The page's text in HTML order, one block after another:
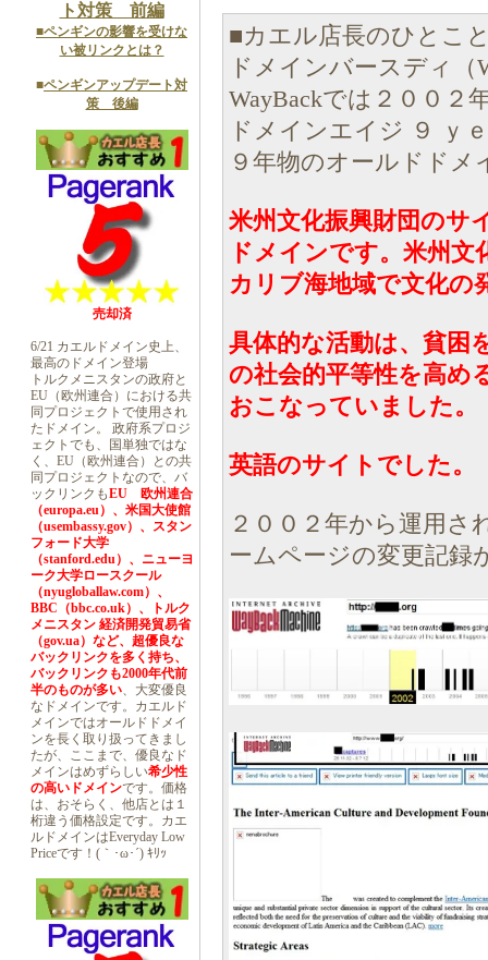
ト対策 前編
■ペンギンの影響を受けな
い被リンクとは？
■ペンギンアップデート対
策 後編
売却済
6/21 カエルドメイン史上、
最高のドメイン登場
トルクメニスタンの政府と
EU（欧州連合）における共
同プロジェクトで使用され
たドメイン。 政府系プロジ
ェクトでも、国単独ではな
く、EU（欧州連合）との共
同プロジェクトなので、バ
ックリンクもEU 欧州連合
（europa.eu）、米国大使館
（usembassy.gov）、スタン
フォード大学
（stanford.edu）、ニューヨ
ーク大学ロースクール
（nyugloballaw.com）、
BBC（bbc.co.uk）、トルク
メニスタン 経済開発貿易省
（gov.ua）など、超優良な
バックリンクを多く持ち、
バックリンクも2000年代前
半のものが多い、大変優良
なドメインです。カエルド
メインではオールドドメイ
ンを長く取り扱ってきまし
たが、ここまで、優良なド
メインはめずらしい希少性
の高いドメインです。価格
は、おそらく、他店とは１
桁違う価格設定です。カエ
ルドメインはEveryday Low
Priceです！(｀･ω･´) ｷﾘｯ
■カエル店長のひとこ
ドメインバースディ
WayBackでは２００２
ドメインエイジ ９ ｙ
９年物のオールドドメ
米州文化振興財団のサ
ドメインです。米州
カリブ海地域で文化の
具体的な活動は、貧困
の社会的平等性を高め
おこなっていました。
英語のサイトでした。
２００２年から運用さ
ームページの変更記録